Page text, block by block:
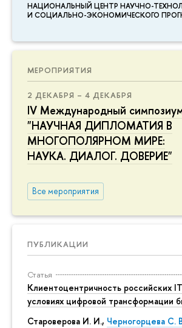
НАЦИОНАЛЬНЫЙ ЦЕНТР НАУЧНО-
И СОЦИАЛЬНО-ЭКОНОМИЧЕСКОГО
МЕРОПРИЯТИЯ
2 ДЕКАБРЯ – 4 ДЕКАБРЯ
IV Международный
"НАУЧНАЯ ДИПЛОМАТИЯ В
МНОГОПОЛЯРНОМ МИРЕ:
НАУКА. ДИАЛОГ. ДОВЕРИЕ"
Все мероприятия
ПУБЛИКАЦИИ
Статья
Клиентоцентричность российских
условиях цифровой трансформации
Староверова И. И., Черногорцева С.